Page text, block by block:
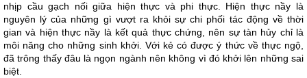
nhịp cầu gạch nối giữa hiện thực và phi thực. Hiện thực nầy là
nguyên lý của những gì vượt ra khỏi sự chi phối tác động về thời
gian và hiện thực nầy là kết quả thực chứng, nên sự tàn hủy chỉ là
môi năng cho những sinh khởi. Với kẻ có được ý thức về thực ngộ,
đã trông thấy đâu là ngọn ngành nên không vì đó khởi lên những sai
biệt.